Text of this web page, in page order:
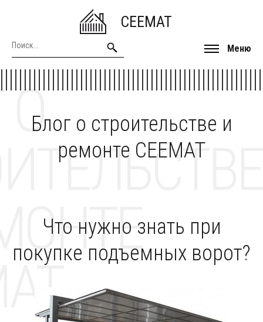
CEEMAT
Меню
Блог о строительстве и
ремонте CEEMAT
О
Что нужно знать при
покупке подъемных ворот?